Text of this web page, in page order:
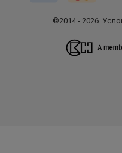
©2014 - 2026.